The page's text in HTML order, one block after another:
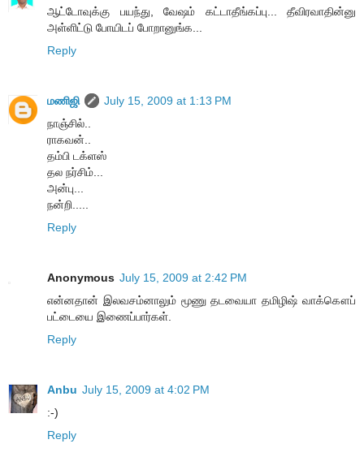
ஆட்டோவுக்கு பயந்து, வேஷம் கட்டாதீங்கப்பு... தீவிரவாதின்னு
அள்ளிட்டு போயிடப் போறானுங்க...
Reply
மணிஜி
July 15, 2009 at 1:13 PM
நாஞ்சில்..
ராகவன்..
தம்பி டக்ளஸ்
தல நர்சிம்...
அன்பு...
நன்றி.....
Reply
Anonymous July 15, 2009 at 2:42 PM
என்னதான் இலவசம்னாலும் மூணு தடவையா தமிழிஷ் வாக்கௌப்
பட்டையை இணைப்பார்கள்.
Reply
Anbu July 15, 2009 at 4:02 PM
:-)
Reply